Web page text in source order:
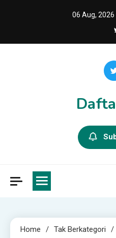
06 Aug, 2026
Home
Tak Berkategori